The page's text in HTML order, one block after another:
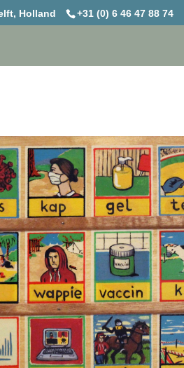
Holland +31 (0) 6 46 47 88 74